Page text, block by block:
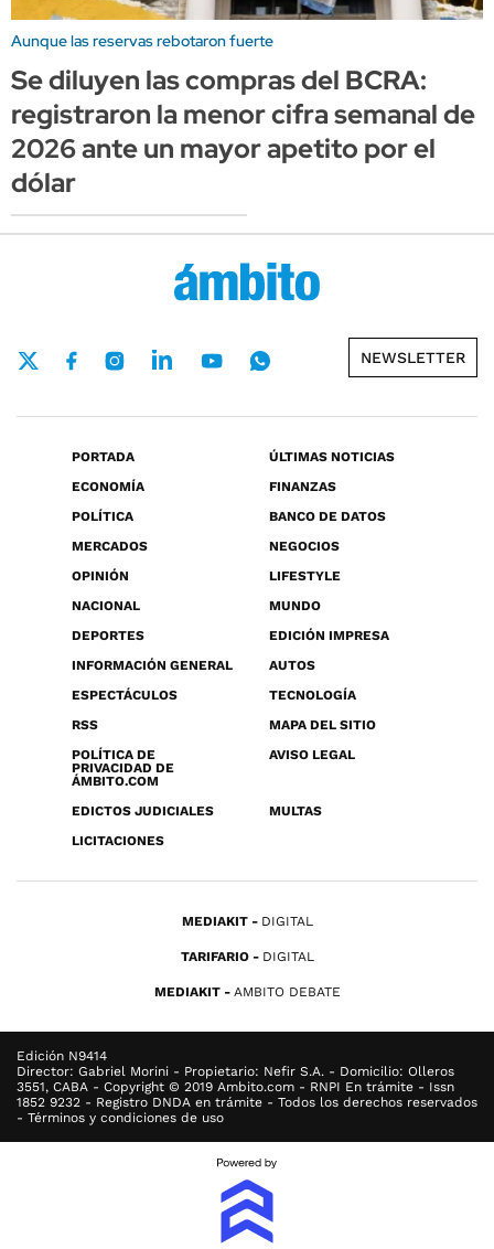
Aunque las reservas rebotaron fuerte
Se diluyen las compras del BCRA:
registraron la menor cifra semanal de
2026 ante un mayor apetito por el
dólar
NEWSLETTER
PORTADA
ÚLTIMAS NOTICIAS
ECONOMÍA
FINANZAS
POLÍTICA
BANCO DE DATOS
MERCADOS
NEGOCIOS
OPINIÓN
LIFESTYLE
NACIONAL
MUNDO
DEPORTES
EDICIÓN IMPRESA
INFORMACIÓN GENERAL
AUTOS
ESPECTÁCULOS
TECNOLOGÍA
RSS
MAPA DEL SITIO
POLÍTICA DE
PRIVACIDAD DE
ÁMBITO.COM
AVISO LEGAL
EDICTOS JUDICIALES
MULTAS
LICITACIONES
MEDIAKIT DIGITAL
TARIFARIO DIGITAL
MEDIAKIT AMBITO DEBATE
Edición N9414
Director: Gabriel Morini - Propietario: Nefir S.A. - Domicilio: Olleros
3551, CABA - Copyright © 2019 Ambito.com - RNPI En trámite - Issn
1852 9232 - Registro DNDA en trámite - Todos los derechos reservados
- Términos y condiciones de uso